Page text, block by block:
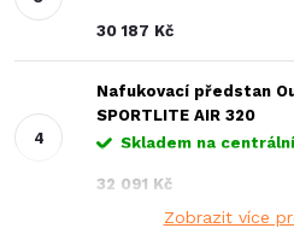
30 187 Kč
Nafukovací předstan
SPORTLITE AIR 320
Skladem na
32 091 Kč
Zobrazit více